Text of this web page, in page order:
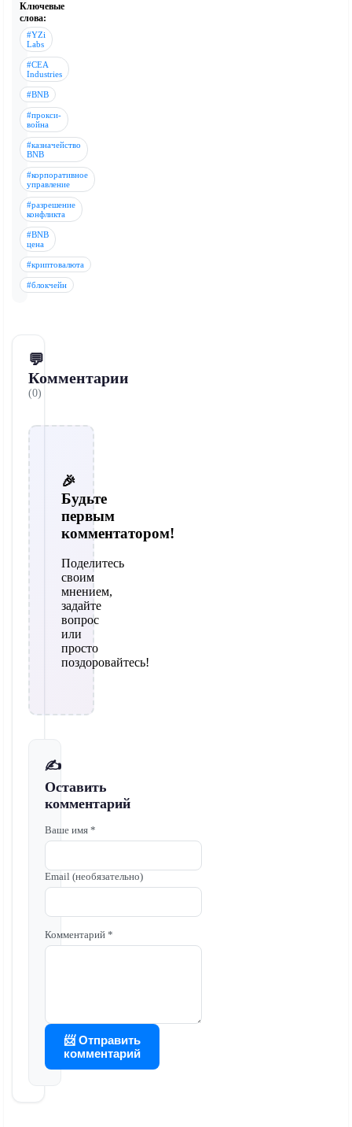
Ключевые
слова:
#YZi
Labs
#CEA
Industries
#BNB
#прокси-
война
#казначейство
BNB
#корпоративное
управление
#разрешение
конфликта
#BNB
цена
#криптовалюта
#блокчейн
💬
Комментарии
(0)
🎉
Будьте
первым
комментатором!
Поделитесь
своим
мнением,
задайте
вопрос
или
просто
поздоровайтесь!
✍️
Оставить
комментарий
Ваше имя *
Email (необязательно)
Комментарий *
📨 Отправить
комментарий